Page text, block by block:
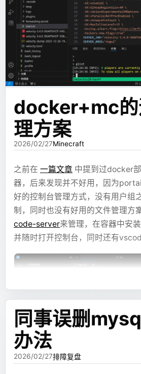
这样做的好处很明显：
样式由系统统一控制，不让模
组件能力可以被限制，减少安
token 主要花在内容和结构
UI 的整体风格比较稳定，不
一个设计师。
这个方向一开始效果还不错。至少
但很快又遇到了新的问题：流式输出
如果模型要先写完完整 JSX，前端
等待过程中只能看源码。这个体验
流程图、长文本这些内容，本来可
为布局代码还没生成完，只能等到
于是我把内容和布局拆开了。
第二版：把图表、
块拆成最小引用单元
当时比较常见的内容有三类：
ECharts 图表配置。
会来了也未必能抓住。
同事的经历给了我很好的借鉴方向
的技术资产，平时就持续积累，比
处找强太多。但是一个跑在家宽非
WordPress 实在是上不了台面，所
技术选型
搞一个有标准端口的博客方案很多
或者放 GitHub Pages 之类的，或
Cloudflare 的代理，转发一下，但
也能正常快速访问，延迟低，也不
器。
本来想要一个功能完整的博客，带
访问量统计之类的功能，但是这基
个专门的 VPS 托管网站，这就有点
云的服务器跑了太多服务，虱子多
愁，多一个博客不多，少一个博客
了，但是要单独搞一个 VPS ，专
但是如果只是想要评论和统计的话
之类的静态博客托管，也是有办法
发现有Giscus，或者可以直接用
Functions 做轻量级后端也可以实现
docker+mc的
理方案
2026/02/27Minecraft
之前在 一篇文章 中提到过docker
器，后来发现并不好用，因为
好的控制台管理方式，没有用户组
制，同时也没有好用的文件管理方
code-server来管理，在容器中安
并随时打开控制台，同时还有
同事误删
办法
2026/02/27排障复盘